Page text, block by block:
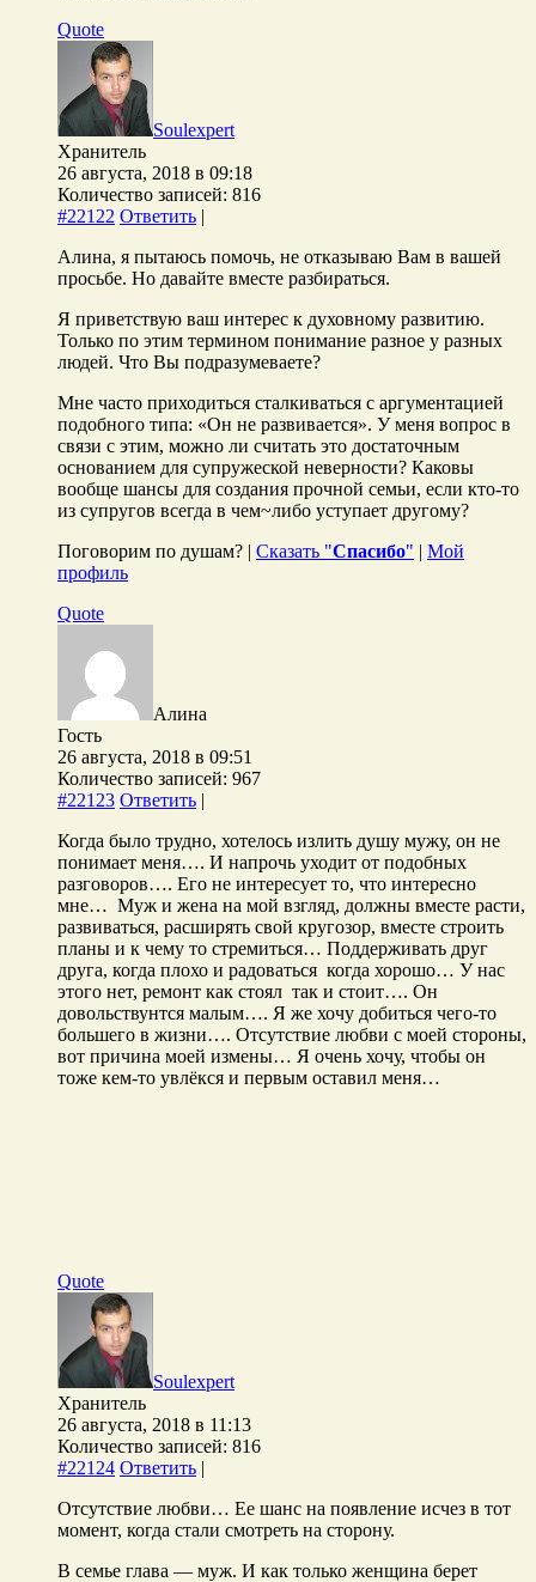
Quote
Soulexpert
Хранитель
26 августа, 2018 в 09:18
Количество записей: 816
#22122 Ответить |
Алина, я пытаюсь помочь, не отказываю Вам в вашей
просьбе. Но давайте вместе разбираться.
Я приветствую ваш интерес к духовному развитию.
Только по этим термином понимание разное у разных
людей. Что Вы подразумеваете?
Мне часто приходиться сталкиваться с аргументацией
подобного типа: «Он не развивается». У меня вопрос в
связи с этим, можно ли считать это достаточным
основанием для супружеской неверности? Каковы
вообще шансы для создания прочной семьи, если кто-то
из супругов всегда в чем~либо уступает другому?
Поговорим по душам? | Сказать "Спасибо" | Мой
профиль
Quote
Алина
Гость
26 августа, 2018 в 09:51
Количество записей: 967
#22123 Ответить |
Когда было трудно, хотелось излить душу мужу, он не
понимает меня…. И напрочь уходит от подобных
разговоров…. Его не интересует то, что интересно
мне… Муж и жена на мой взгляд, должны вместе расти,
развиваться, расширять свой кругозор, вместе строить
планы и к чему то стремиться… Поддерживать друг
друга, когда плохо и радоваться когда хорошо… У нас
этого нет, ремонт как стоял так и стоит…. Он
довольствунтся малым…. Я же хочу добиться чего-то
большего в жизни…. Отсутствие любви с моей стороны,
вот причина моей измены… Я очень хочу, чтобы он
тоже кем-то увлёкся и первым оставил меня…
Quote
Soulexpert
Хранитель
26 августа, 2018 в 11:13
Количество записей: 816
#22124 Ответить |
Отсутствие любви… Ее шанс на появление исчез в тот
момент, когда стали смотреть на сторону.
В семье глава — муж. И как только женщина берет